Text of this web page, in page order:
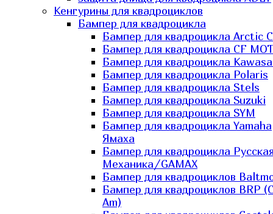
Кенгурины для квадроциклов
Бампер для квадроцикла
Бампер для квадроцикла Arctic
Бампер для квадроцикла CF
Бампер для квадроцикла
Бампер для квадроцикла Polaris
Бампер для квадроцикла Stels
Бампер для квадроцикла Suzuki
Бампер для квадроцикла SYM
Бампер для квадроцикла Yamaha
Ямаха
Бампер для квадроцикла
Механика/GAMAX
Бампер для квадроциклов
Бампер для квадроциклов BRP
Am)